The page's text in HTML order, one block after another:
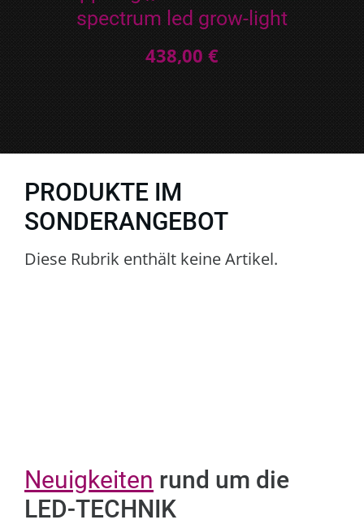
spectrum led grow-light
438,00 €
PRODUKTE IM
SONDERANGEBOT
Diese Rubrik enthält keine Artikel.
Neuigkeiten rund um die
LED-TECHNIK